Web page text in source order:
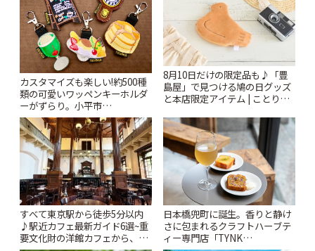
カスタマイズも楽しい!約500種
類の可愛いワッペンキーホルダ
ーがずらり。小平市
「Kimamaya T&K」 | ことりっ
ぷ
8月10日だけの限定品も♪「豊
島屋」で見つける鳩の日グッズ
と本店限定アイテム | ことりっ
すべて東京駅から徒歩5分以内
♪駅近カフェ最新ガイド6選~重
要文化財の洋館カフェから、改
日本橋兜町に誕生。香りと静け
さに包まれるクラフトハーブテ
ィー専門店「TYNK